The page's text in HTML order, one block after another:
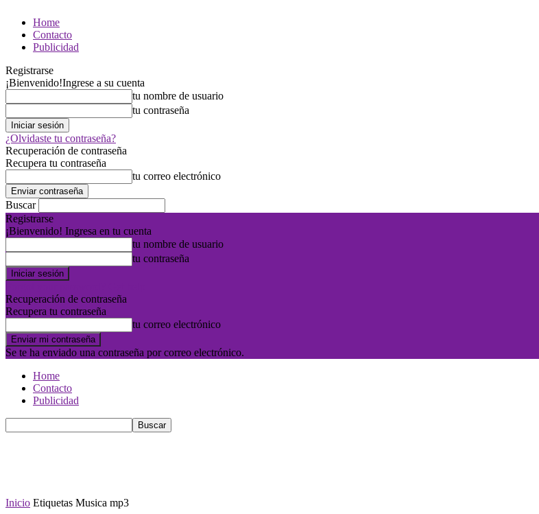
Home
Contacto
Publicidad
Registrarse
¡Bienvenido!Ingrese a su cuenta
tu nombre de usuario
tu contraseña
¿Olvidaste tu contraseña?
Recuperación de contraseña
Recupera tu contraseña
tu correo electrónico
Buscar
Registrarse
¡Bienvenido! Ingresa en tu cuenta
tu nombre de usuario
tu contraseña
Recuperación de contraseña
Recupera tu contraseña
tu correo electrónico
Se te ha enviado una contraseña por correo electrónico.
Home
Contacto
Publicidad
Inicio Etiquetas Musica mp3